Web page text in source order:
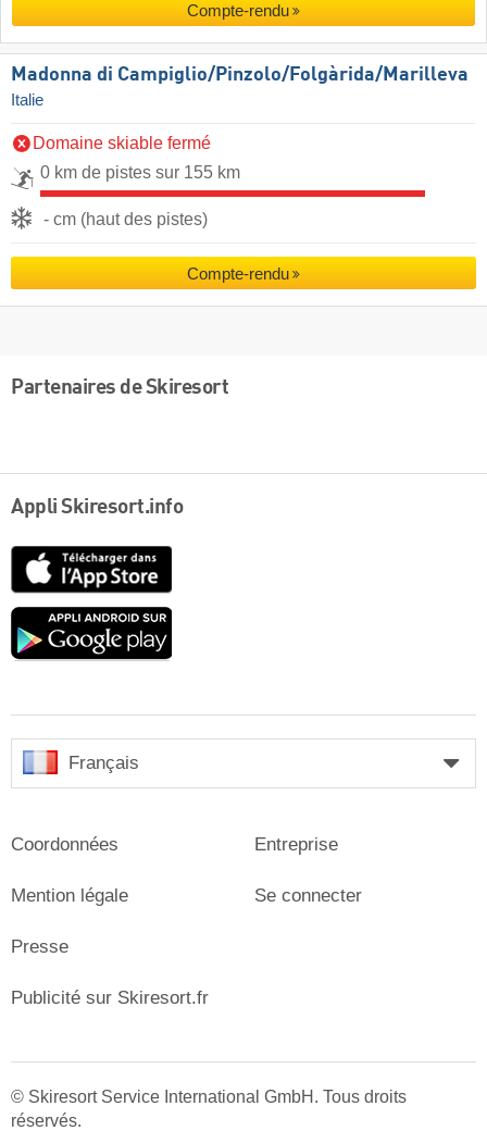
Compte-rendu
Madonna di Campiglio/​Pinzolo/​Folgàrida/​Marilleva
Italie
Domaine skiable fermé
0 km de pistes sur 155 km
- cm (haut des pistes)
Compte-rendu
Partenaires de Skiresort
Appli Skiresort.info
Google
Français
Coordonnées
Mention légale
Presse
Entreprise
Se connecter
Publicité sur Skiresort.fr
© Skiresort Service International GmbH. Tous droits
réservés.